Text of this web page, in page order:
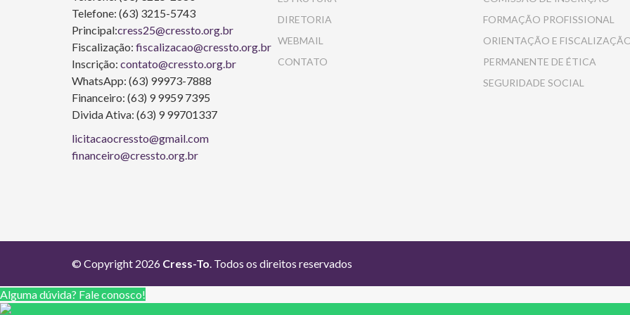
Telefone: (63) 3215-5743
Principal:cress25@cressto.org.br
Fiscalização: fiscalizacao@cressto.org.br
Inscrição: contato@cressto.org.br
WhatsApp: (63) 99973-7888
Financeiro: (63) 9 9959 7395
Divida Ativa: (63) 9 99701337
licitacaocressto@gmail.com
financeiro@cressto.org.br
DIRETORIA
WEBMAIL
CONTATO
FORMAÇÃO PROFISSIONAL
ORIENTAÇÃO E
PERMANENTE DE ÉTICA
SEGURIDADE SOCIAL
© Copyright 2026 Cress-To. Todos os direitos reservados
Alguma dúvida? Fale conosco!